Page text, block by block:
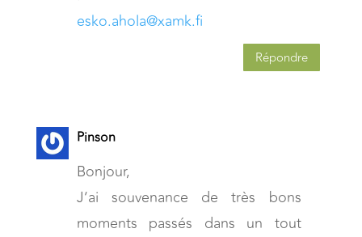
esko.ahola@xamk.fi
Répondre
Pinson
Bonjour,
J’ai souvenance de très bons
moments passés dans un tout